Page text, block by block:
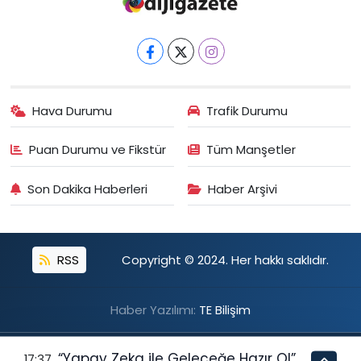
Yol Tarifi Al
Hava Durumu Trafik Durumu
Puan Durumu ve Fikstür Tüm Manşetler
Son Dakika Haberleri Haber Arşivi
RSS Copyright © 2024. Her hakkı saklıdır.
Haber Yazılımı: TE Bilişim